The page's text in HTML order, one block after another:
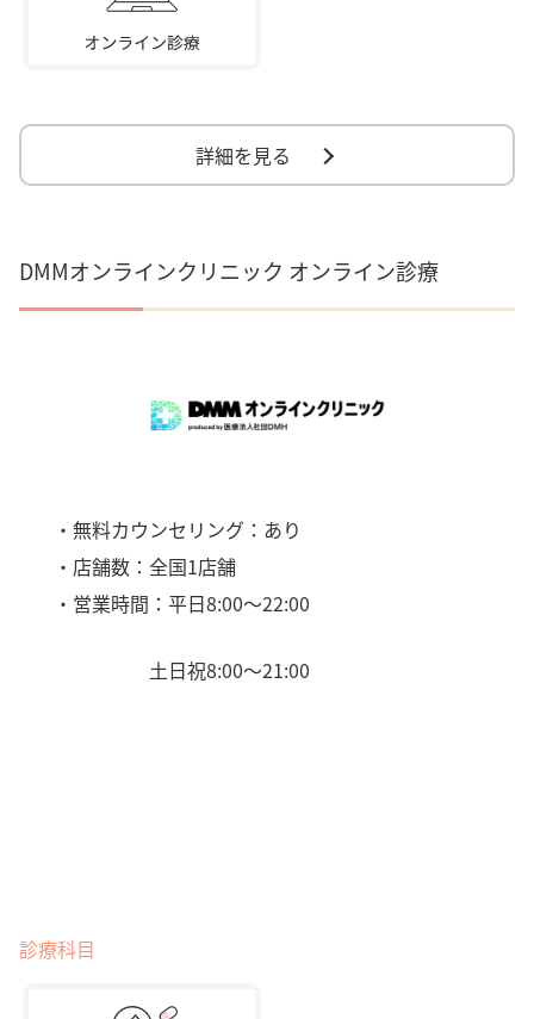
詳細を見る
DMMオンラインクリニック オンライン診療
・無料カウンセリング：あり
・店舗数：全国1店舗
・営業時間：平日8:00〜22:00
土日祝8:00〜21:00
診療科目